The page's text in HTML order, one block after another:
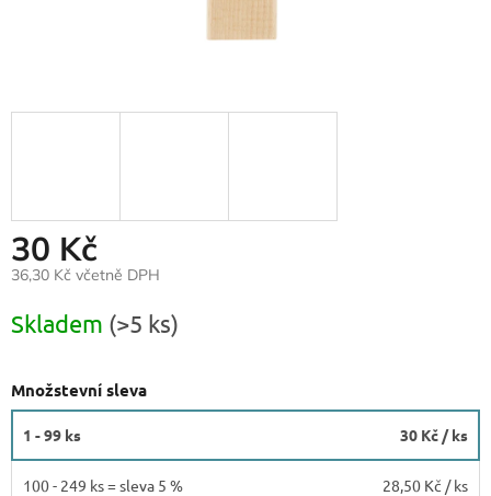
30 Kč
36,30 Kč včetně DPH
cena:
Skladem (>5 ks)
Množstevní sleva
1 - 99 ks 30 Kč / ks
100 - 249 ks = sleva 5 % 28,50 Kč / ks